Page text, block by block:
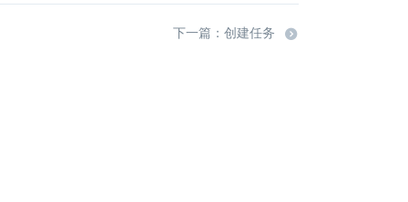
下一篇：创建任务